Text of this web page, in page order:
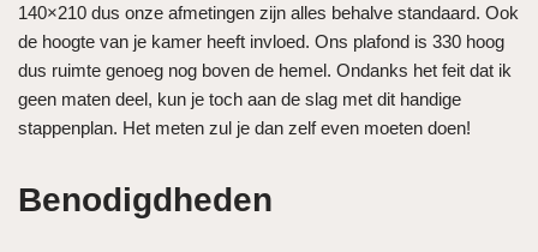
140×210 dus onze afmetingen zijn alles behalve standaard. Ook
de hoogte van je kamer heeft invloed. Ons plafond is 330 hoog
dus ruimte genoeg nog boven de hemel. Ondanks het feit dat ik
geen maten deel, kun je toch aan de slag met dit handige
stappenplan. Het meten zul je dan zelf even moeten doen!
Benodigdheden